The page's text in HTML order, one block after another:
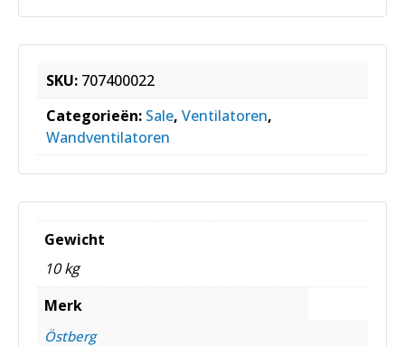
SKU: 707400022
Categorieën: Sale, Ventilatoren,
Wandventilatoren
Gewicht
10 kg
Merk
Östberg